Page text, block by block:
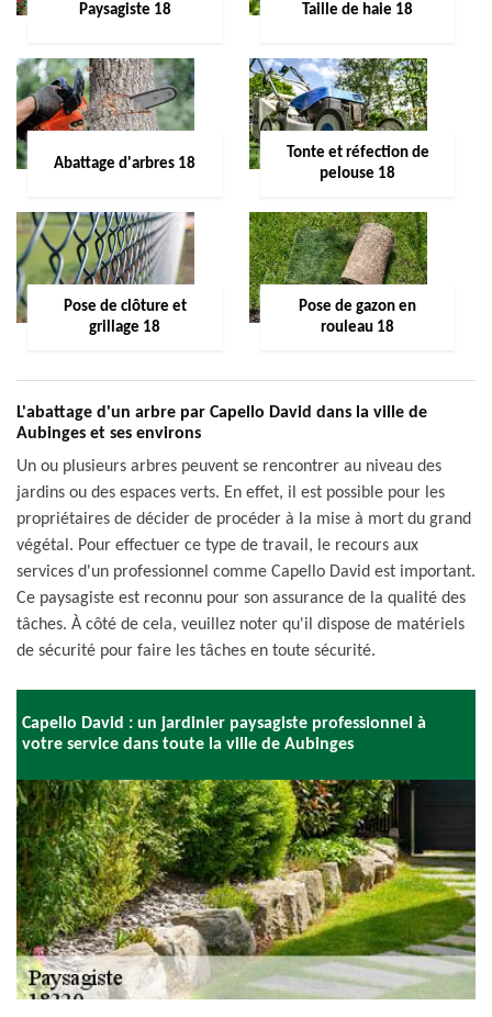
Paysagiste 18 Taille de haie 18
Abattage d'arbres 18
Tonte et réfection de
pelouse 18
Pose de clôture et
grillage 18
Pose de gazon en
rouleau 18
L'abattage d'un arbre par Capello David dans la ville de
Aubinges et ses environs
Un ou plusieurs arbres peuvent se rencontrer au niveau des
jardins ou des espaces verts. En effet, il est possible pour les
propriétaires de décider de procéder à la mise à mort du grand
végétal. Pour effectuer ce type de travail, le recours aux
services d'un professionnel comme Capello David est important.
Ce paysagiste est reconnu pour son assurance de la qualité des
tâches. À côté de cela, veuillez noter qu'il dispose de matériels
de sécurité pour faire les tâches en toute sécurité.
Capello David : un jardinier paysagiste professionnel à
votre service dans toute la ville de Aubinges